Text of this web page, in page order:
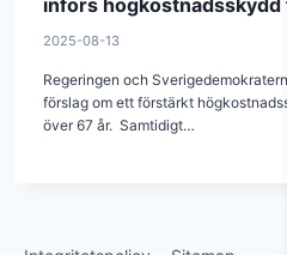
2025-08-13
Regeringen och
förslag om ett förstärkt
över 67 år. Samtidigt…